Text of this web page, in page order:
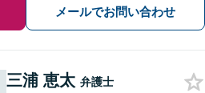
メールでお問い合わせ
三浦 恵太 弁護士